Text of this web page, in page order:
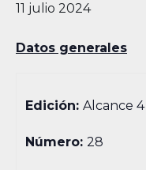
11 julio 2024
Datos generales
Edición:Alcance 4
Número:28